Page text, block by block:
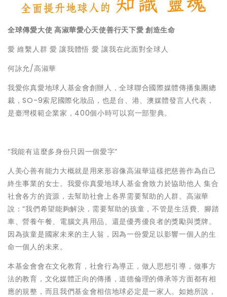
全球傳愛大使 高淑華愛心天使善行天下愛 創造生命
愛 維繫人群 愛 讓我體悟 愛 讓我在此面對全球人
何詠允/高淑華
我愛你真愛地球人基金會創辦人，全球聯合國際媒體傳播集團總
裁，SO-9索尼國際化妝品，也是台、港、澳媒體發言人代表，
是臺灣模範企業家，400個小時可以寫一部聖典。
“我能有這麼多身份只因一個愛字”
人美心善有能力大概就是用來形容像高淑華這樣把慈善作為自己
終生事業的女士。我愛你真愛地球人基金會致力於協助他人 集合
社會各方的資源，去幫助社會上各界需要幫助的人群。高淑華
說：“我們希望能夠解決，需要幫助的孩童，不管是生活費、腳踏
車、營養午餐、電腦文具用品、還是優秀優良者的獎勵與獎牌。
因為孩童是國家未來的主人翁，因為一份愛足以影響一個人的生
命一個人的未來。
本基金會會在文化教育，社會行為導正，做人思想引導，做事方
法的教育，文化媒體正向的傳播，道德倫理的傳承等方面都有相
應的規整，而且我們基金會相信地球必定是一家人。如她所說，